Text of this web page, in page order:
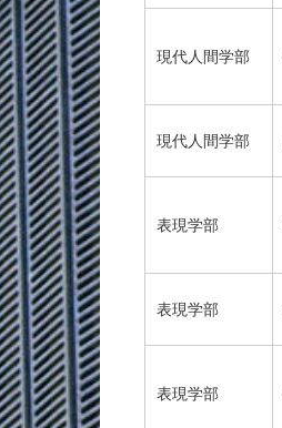
現代人間学部
現代人間学部
表現学部
表現学部
表現学部